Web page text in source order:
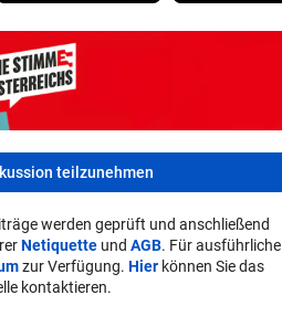
teilzunehmen
werden geprüft und anschließend
Netiquette und AGB. Für ausführliche
zur Verfügung. Hier können Sie das
kontaktieren.